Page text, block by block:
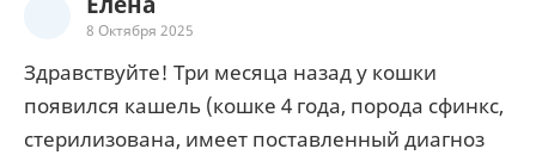
8 Октября 2025
Здравствуйте! Три месяца назад у кошки
появился кашель (кошке 4 года, порода сфинкс,
стерилизована, имеет поставленный диагноз